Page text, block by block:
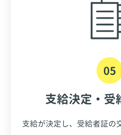
05
支給決定・受
支給が決定し、受給者証の